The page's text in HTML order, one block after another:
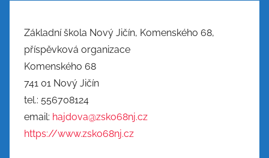
Základní škola Nový Jičín, Komenského 68,
příspěvková organizace
Komenského 68
741 01 Nový Jičín
tel.: 556708124
email: hajdova@zsko68nj.cz
https://www.zsko68nj.cz